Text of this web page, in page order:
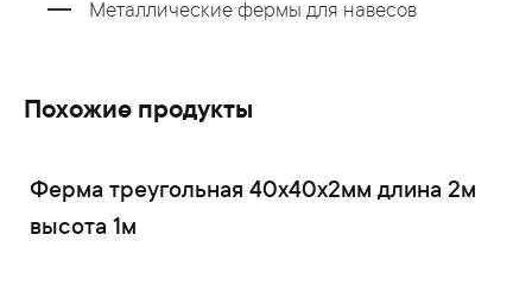
Металлические фермы для навесов
Похожие продукты
Ферма треугольная 40x40x2мм длина 2м
высота 1м